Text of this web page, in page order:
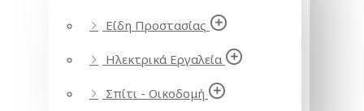
Είδη Προστασίας
Ηλεκτρικά Εργαλεία
Σπίτι - Οικοδομή